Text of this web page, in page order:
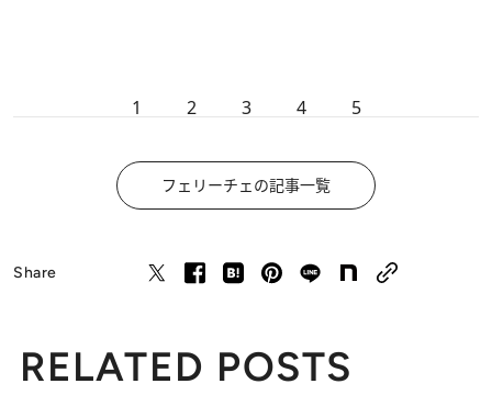
1 2 3 4 5
フェリーチェの記事一覧
Share
RELATED POSTS